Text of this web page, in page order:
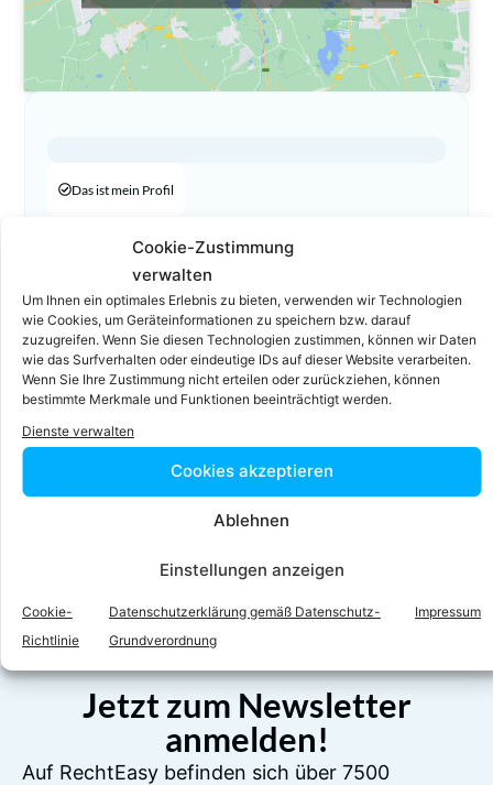
Cookie-Zustimmung
verwalten
Um Ihnen ein optimales Erlebnis zu bieten, verwenden wir Technologien
wie Cookies, um Geräteinformationen zu speichern bzw. darauf
zuzugreifen. Wenn Sie diesen Technologien zustimmen, können wir Daten
wie das Surfverhalten oder eindeutige IDs auf dieser Website verarbeiten.
Wenn Sie Ihre Zustimmung nicht erteilen oder zurückziehen, können
bestimmte Merkmale und Funktionen beeinträchtigt werden.
Dienste verwalten
Cookies akzeptieren
Ablehnen
Einstellungen anzeigen
Cookie-
Richtlinie
Datenschutzerklärung gemäß Datenschutz-
Grundverordnung
Impressum
Das ist mein Profil
01 512 5010-99
lichtenberger@lichtenberger-partner.at
Homepage
Jetzt zum Newsletter
anmelden!
Auf RechtEasy befinden sich über 7500